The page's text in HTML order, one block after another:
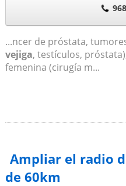
...ncer de próstata,
vejiga, testículos,
femenina (cirugía m...
Ampliar el radio
de 60km